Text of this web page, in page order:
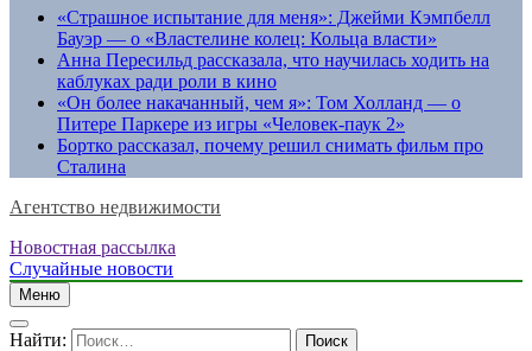
«Страшное испытание для меня»: Джейми Кэмпбелл
Бауэр — о «Властелине колец: Кольца власти»
Анна Пересильд рассказала, что научилась ходить на
каблуках ради роли в кино
«Он более накачанный, чем я»: Том Холланд — о
Питере Паркере из игры «Человек-паук 2»
Бортко рассказал, почему решил снимать фильм про
Сталина
Агентство недвижимости
Новостная рассылка
Случайные новости
Меню
Найти: